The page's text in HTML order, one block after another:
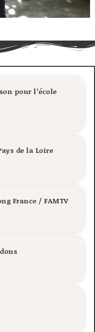
pour l’école
de la Loire
France / FAMTV